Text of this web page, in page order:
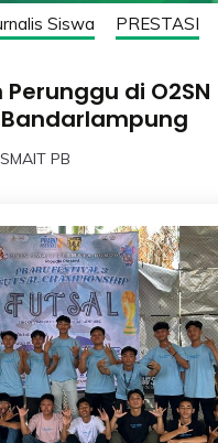
Siswa
PRESTASI
Perunggu di O2SN
SMAIT PB